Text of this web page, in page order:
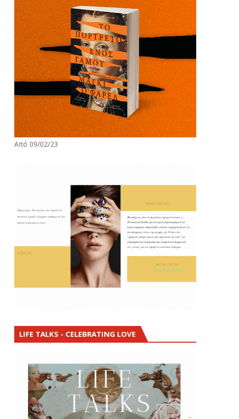
Από 09/02/23
LIFE TALKS - CELEBRATING LOVE